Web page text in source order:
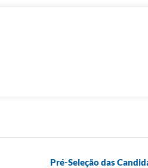
Pré-Seleção das